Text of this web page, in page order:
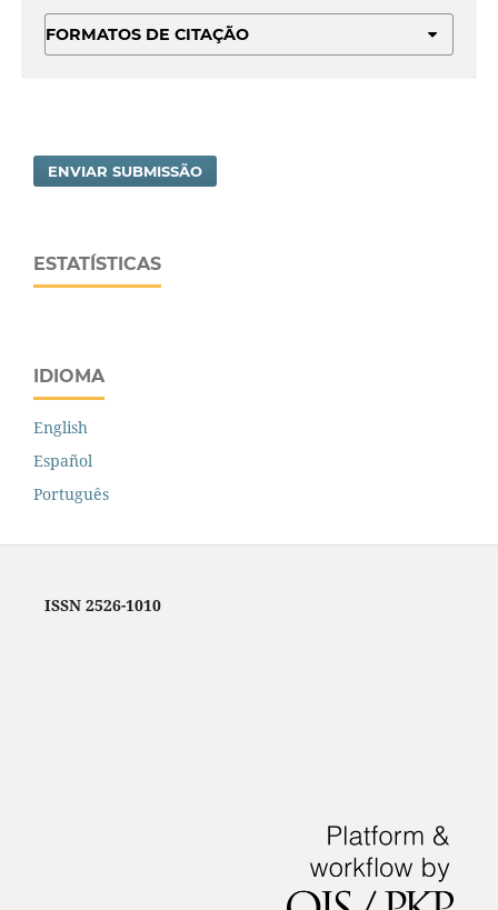
FORMATOS DE CITAÇÃO
ENVIAR SUBMISSÃO
ESTATÍSTICAS
IDIOMA
English
Español
Português
ISSN 2526-1010